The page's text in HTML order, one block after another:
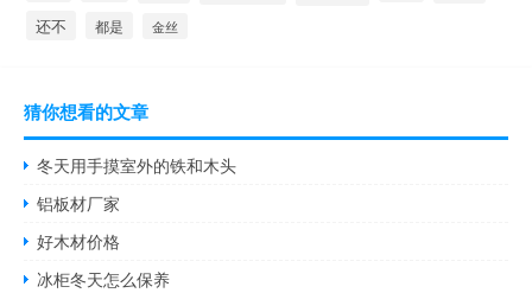
还不 都是 金丝
猜你想看的文章
冬天用手摸室外的铁和木头
铝板材厂家
好木材价格
冰柜冬天怎么保养